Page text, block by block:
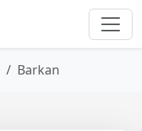
Barkan